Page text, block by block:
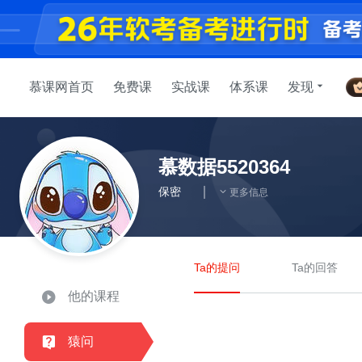
慕课网首页 免费课 实战课 体系课 发现
慕数据5520364
保密 更多信息
他的课程
猿问
Ta的提问 Ta的回答